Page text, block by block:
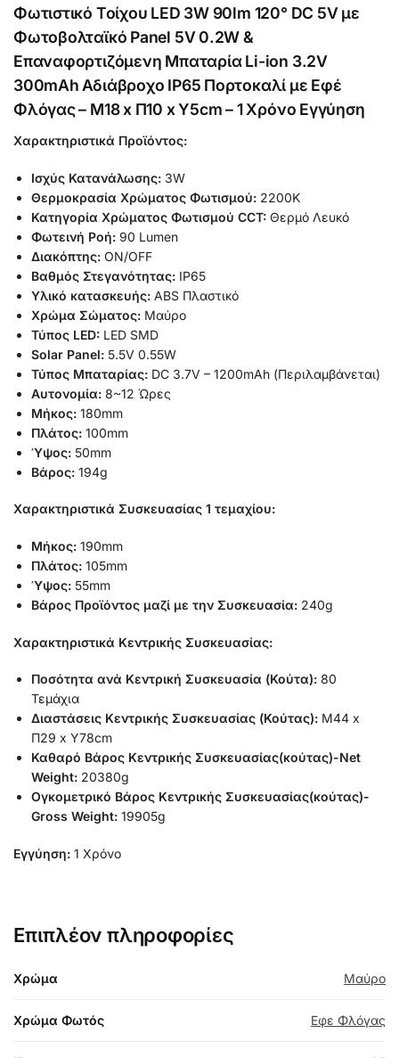
Φωτιστικό Τοίχου LED 3W 90lm 120° DC 5V με
Φωτοβολταϊκό Panel 5V 0.2W &
Επαναφορτιζόμενη Μπαταρία Li-ion 3.2V
300mAh Αδιάβροχο IP65 Πορτοκαλί με Εφέ
Φλόγας – Μ18 x Π10 x Υ5cm – 1 Χρόνο Εγγύηση
Χαρακτηριστικά Προϊόντος:
Ισχύς Κατανάλωσης: 3W
Θερμοκρασία Χρώματος Φωτισμού: 2200Κ
Κατηγορία Χρώματος Φωτισμού CCT: Θερμό Λευκό
Φωτεινή Ροή: 90 Lumen
Διακόπτης: ON/OFF
Βαθμός Στεγανότητας: IP65
Υλικό κατασκευής: ABS Πλαστικό
Χρώμα Σώματος: Μαύρο
Τύπος LED: LED SMD
Solar Panel: 5.5V 0.55W
Τύπος Μπαταρίας: DC 3.7V – 1200mAh (Περιλαμβάνεται)
Αυτονομία: 8~12 Ώρες
Μήκος: 180mm
Πλάτος: 100mm
Ύψος: 50mm
Βάρος: 194g
Χαρακτηριστικά Συσκευασίας 1 τεμαχίου:
Μήκος: 190mm
Πλάτος: 105mm
Ύψος: 55mm
Βάρος Προϊόντος μαζί με την Συσκευασία: 240g
Χαρακτηριστικά Κεντρικής Συσκευασίας:
Ποσότητα ανά Κεντρική Συσκευασία (Κούτα): 80
Τεμάχια
Διαστάσεις Κεντρικής Συσκευασίας (Κούτας): Μ44 x
Π29 x Υ78cm
Καθαρό Βάρος Κεντρικής Συσκευασίας(κούτας)-Net
Weight: 20380g
Ογκομετρικό Βάρος Κεντρικής Συσκευασίας(κούτας)-
Gross Weight: 19905g
Εγγύηση: 1 Χρόνο
Επιπλέον πληροφορίες
Χρώμα Μαύρο
Χρώμα Φωτός Εφε Φλόγας